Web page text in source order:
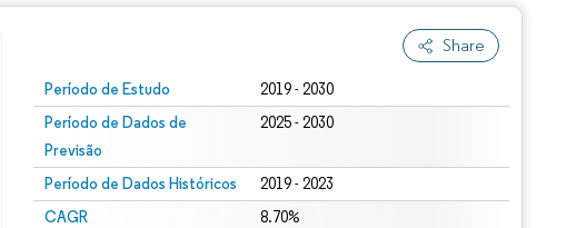
Share
Período de Estudo 2019 - 2030
Período de Dados de
Previsão
2025 - 2030
Período de Dados Históricos 2019 - 2023
CAGR 8.70%